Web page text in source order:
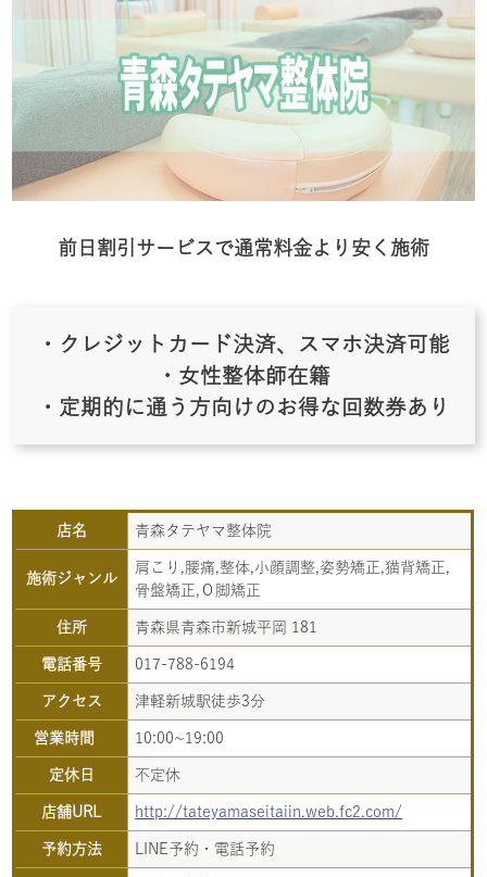
前日割引サービスで通常料金より安く施術
・クレジットカード決済、スマホ決済可能
・女性整体師在籍
・定期的に通う方向けのお得な回数券あり
店名 青森タテヤマ整体院
施術ジャンル
肩こり,腰痛,整体,小顔調整,姿勢矯正,猫背矯正,
骨盤矯正,Ｏ脚矯正
住所 青森県青森市新城平岡 181
電話番号 017-788-6194
アクセス 津軽新城駅徒歩3分
営業時間 10:00~19:00
定休日 不定休
店舗URL http://tateyamaseitaiin.web.fc2.com/
予約方法 LINE予約・電話予約